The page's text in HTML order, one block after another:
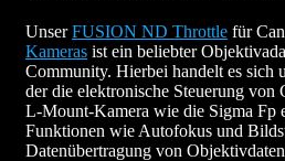
UnserFUSION ND Throttle für
Kameras ist ein beliebter
Community. Hierbei handelt es sich
der die elektronische Steuerung
L-Mount-Kamera wie die Sigma Fp
Funktionen wie Autofokus und
Datenübertragung von